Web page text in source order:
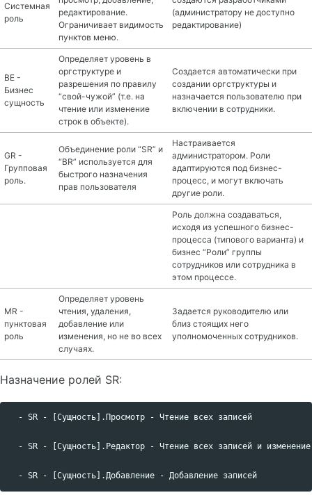
Системная
роль
редактирование.
Ограничивает видимость
пунктов меню.
(администратору не доступно
редактирование)
BE -
Бизнес
сущность
Определяет уровень в
оргструктуре и
разрешения по правилу
“свой-чужой” (т.е. на
чтение или изменение
строк в объекте).
Создается автоматически при
создании оргструктуры и
назначается пользователю при
включении в сотрудники.
GR -
Групповая
роль.
Объединение роли “SR” и
“BR” используется для
быстрого назначения
прав пользователя
Настраивается
администратором. Роли
адаптируются под бизнес-
процесс, и могут включать
другие роли.
Роль должна создаваться,
исходя из успешного бизнес-
процесса (типового варианта) и
бизнес “Роли” группы
сотрудников или сотрудника в
этом процессе.
MR -
пунктовая
роль
Определяет уровень
чтения, удаления,
добавление или
изменения, но не во всех
случаях.
Задается руководителю или
близ стоящих него
уполномоченных сотрудников.
Назначение ролей SR:
  - SR - [Сущность].Просмотр - Чтение всех записей
  - SR - [Сущность].Редактор - Чтение всех записей и изменение